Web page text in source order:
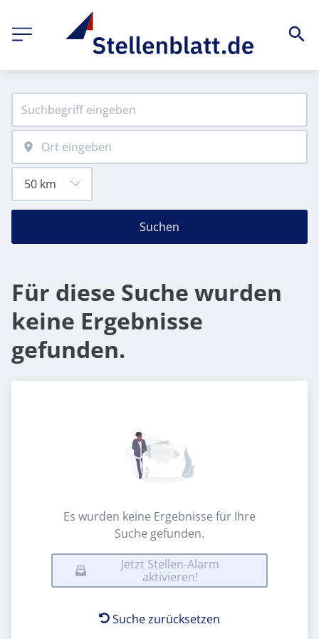
Suchen
Für diese Suche wurden
keine Ergebnisse
gefunden.
Es wurden keine Ergebnisse für Ihre
Suche gefunden.
Jetzt Stellen-Alarm
aktivieren!
Suche zurücksetzen